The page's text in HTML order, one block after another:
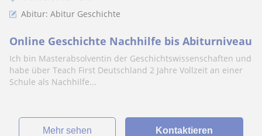
Abitur: Abitur Geschichte
Online Geschichte Nachhilfe bis Abiturniveau
Ich bin Masterabsolventin der Geschichtswissenschaften und
habe über Teach First Deutschland 2 Jahre Vollzeit an einer
Schule als Nachhilfe...
Mehr sehen Kontaktieren